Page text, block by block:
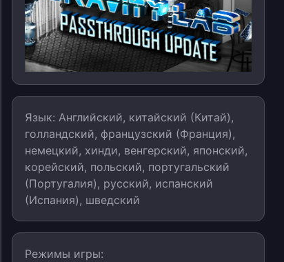
Язык: Английский, китайский (Китай),
голландский, французский (Франция),
немецкий, хинди, венгерский, японский,
корейский, польский, португальский
(Португалия), русский, испанский
(Испания), шведский
Режимы игры: